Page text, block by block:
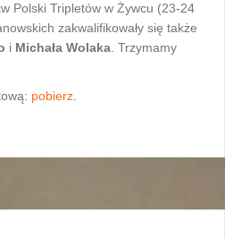
Polski Tripletów w Żywcu (23-24
zakwalifikowały się także
i Michała Wolaka . Trzymamy
pobierz